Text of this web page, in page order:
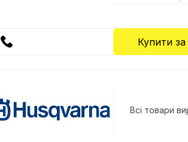
Купити за
Всі товари